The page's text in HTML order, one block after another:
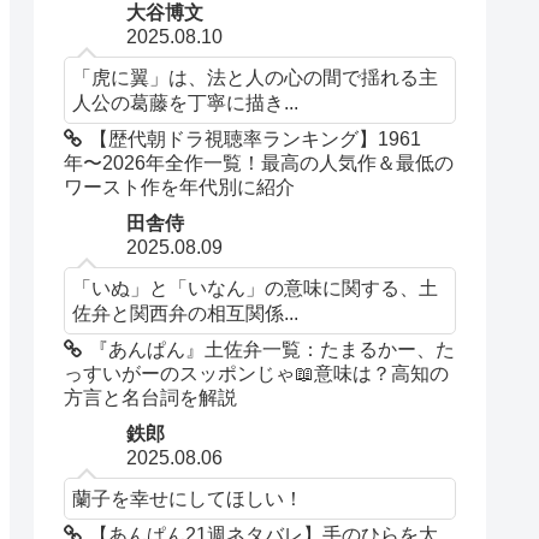
大谷博文
2025.08.10
「虎に翼」は、法と人の心の間で揺れる主
人公の葛藤を丁寧に描き...
【歴代朝ドラ視聴率ランキング】1961
年〜2026年全作一覧！最高の人気作＆最低の
ワースト作を年代別に紹介
田舎侍
2025.08.09
「いぬ」と「いなん」の意味に関する、土
佐弁と関西弁の相互関係...
『あんぱん』土佐弁一覧：たまるかー、た
っすいがーのスッポンじゃ📖意味は？高知の
方言と名台詞を解説
鉄郎
2025.08.06
蘭子を幸せにしてほしい！
【あんぱん21週ネタバレ】手のひらを太